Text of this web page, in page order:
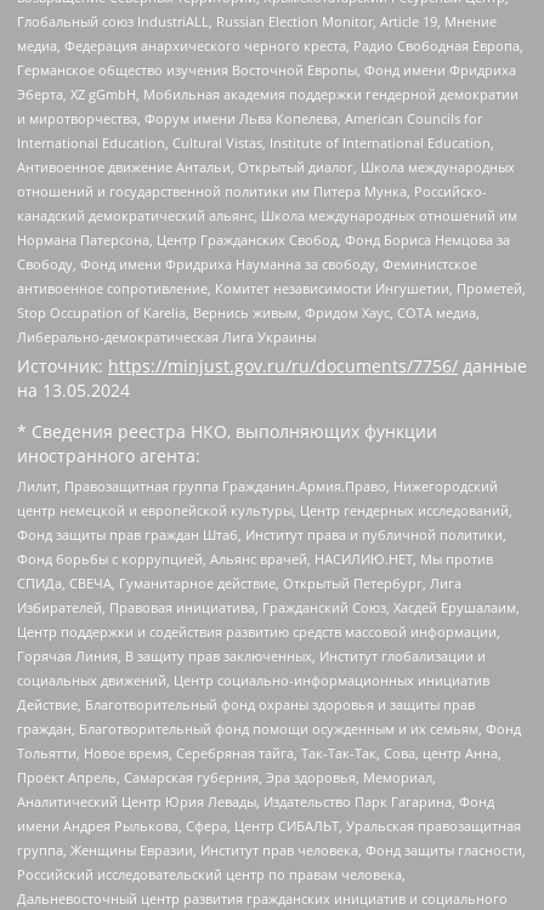
Глобальный союз IndustriALL, Russian Election Monitor, Article 19, Мнение
медиа, Федерация анархического черного креста, Радио Свободная Европа,
Германское общество изучения Восточной Европы, Фонд имени Фридриха
Эберта, XZ gGmbH, Мобильная академия поддержки гендерной демократии
и миротворчества, Форум имени Льва Копелева, American Councils for
International Education, Cultural Vistas, Institute of International Education,
Антивоенное движение Антальи, Открытый диалог, Школа международных
отношений и государственной политики им Питера Мунка, Российско-
канадский демократический альянс, Школа международных отношений им
Нормана Патерсона, Центр Гражданских Свобод, Фонд Бориса Немцова за
Свободу, Фонд имени Фридриха Науманна за свободу, Феминистское
антивоенное сопротивление, Комитет независимости Ингушетии, Прометей,
Stop Occupation of Karelia, Вернись живым, Фридом Хаус, СОТА медиа,
Либерально-демократическая Лига Украины
Источник: https://minjust.gov.ru/ru/documents/7756/ данные
на 13.05.2024
* Сведения реестра НКО, выполняющих функции
иностранного агента:
Лилит, Правозащитная группа Гражданин.Армия.Право, Нижегородский
центр немецкой и европейской культуры, Центр гендерных исследований,
Фонд защиты прав граждан Штаб, Институт права и публичной политики,
Фонд борьбы с коррупцией, Альянс врачей, НАСИЛИЮ.НЕТ, Мы против
СПИДа, СВЕЧА, Гуманитарное действие, Открытый Петербург, Лига
Избирателей, Правовая инициатива, Гражданский Союз, Хасдей Ерушалаим,
Центр поддержки и содействия развитию средств массовой информации,
Горячая Линия, В защиту прав заключенных, Институт глобализации и
социальных движений, Центр социально-информационных инициатив
Действие, Благотворительный фонд охраны здоровья и защиты прав
граждан, Благотворительный фонд помощи осужденным и их семьям, Фонд
Тольятти, Новое время, Серебряная тайга, Так-Так-Так, Сова, центр Анна,
Проект Апрель, Самарская губерния, Эра здоровья, Мемориал,
Аналитический Центр Юрия Левады, Издательство Парк Гагарина, Фонд
имени Андрея Рылькова, Сфера, Центр СИБАЛЬТ, Уральская правозащитная
группа, Женщины Евразии, Институт прав человека, Фонд защиты гласности,
Российский исследовательский центр по правам человека,
Дальневосточный центр развития гражданских инициатив и социального